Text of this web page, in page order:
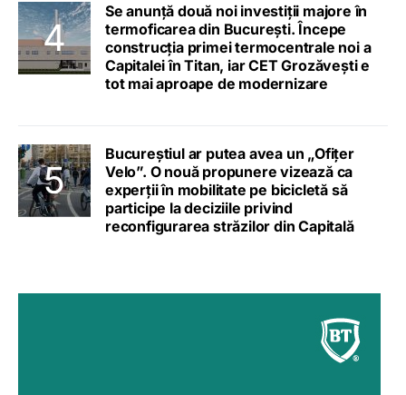
Se anunță două noi investiții majore în
termoficarea din București. Începe
construcția primei termocentrale noi a
Capitalei în Titan, iar CET Grozăvești e
tot mai aproape de modernizare
Bucureștiul ar putea avea un „Ofițer
Velo”. O nouă propunere vizează ca
experții în mobilitate pe bicicletă să
participe la deciziile privind
reconfigurarea străzilor din Capitală